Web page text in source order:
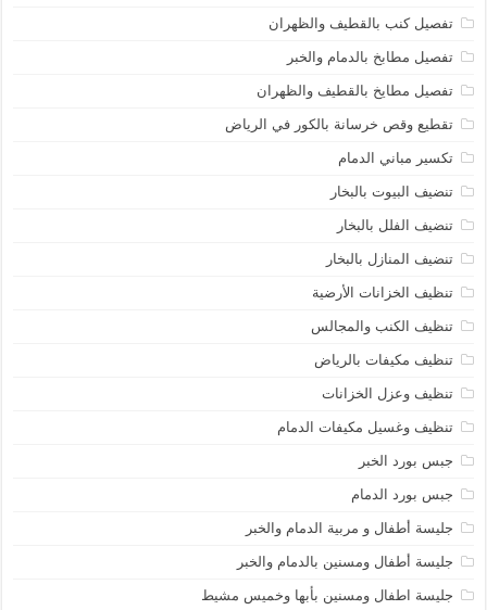
تفصيل كنب بالقطيف والظهران
تفصيل مطابخ بالدمام والخبر
تفصيل مطايخ بالقطيف والظهران
تقطيع وقص خرسانة بالكور في الرياض
تكسير مباني الدمام
تنضيف البيوت بالبخار
تنضيف الفلل بالبخار
تنضيف المنازل بالبخار
تنظيف الخزانات الأرضية
تنظيف الكنب والمجالس
تنظيف مكيفات بالرياض
تنظيف وعزل الخزانات
تنظيف وغسيل مكيفات الدمام
جبس بورد الخبر
جبس بورد الدمام
جليسة أطفال و مربية الدمام والخبر
جليسة أطفال ومسنين بالدمام والخبر
جليسة اطفال ومسنين بأبها وخميس مشيط